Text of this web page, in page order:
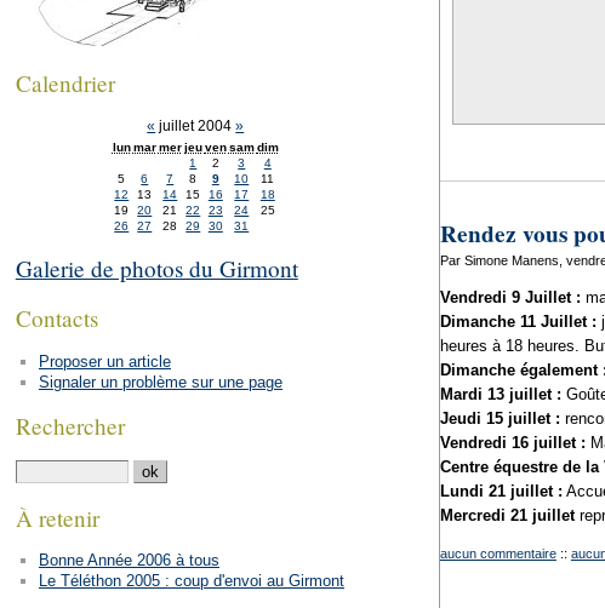
Rendez vous
Par Simone Manens,
Vendredi 9 Juillet :
Dimanche 11 Juillet :
heures à 18 heures.
Dimanche également :
Mardi 13 juillet :
Jeudi 15 juillet :
Vendredi 16 juillet :
Centre équestre de
Lundi 21 juillet :
Mercredi 21 juillet
aucun commentaire ::
Calendrier
« juillet 2004»
lun mar mer jeu ven sam dim
1
2 3
4
5
6 7 8 9 10
11
12
13 14 15 16 17
18
19
20 21 22 23 24
25
26
27 28 29 30 31
Galerie de photos du Girmont
Contacts
Proposer un article
Signaler un problème sur une page
Rechercher
À retenir
Bonne Année 2006 à tous
Le Téléthon 2005 : coup d'envoi au Girmont